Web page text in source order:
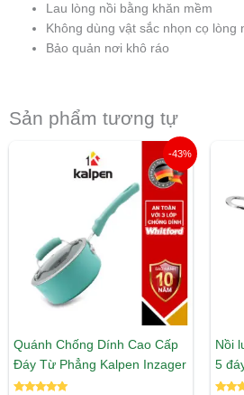
Lau lòng nồi bằng khăn mềm
Không dùng vật sắc nhọn cọ lòng
Bảo quản nơi khô ráo
Sản phẩm tương tự
-43%
Quánh Chống Dính Cao Cấp
Đáy Từ Phẳng Kalpen Inzager
Giá
gốc
là:
650.000 ₫.
hiện
tại
là:
368.000 ₫.
Nồi
5